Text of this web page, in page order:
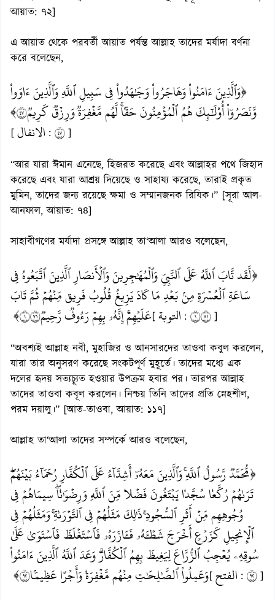
আয়াত: ৭২]
এ আয়াত থেকে পরবর্তী আয়াত পর্যন্ত আল্লাহ তাদের মর্যাদা বর্ণনা
করে বলেছেন,
﴿وَٱلَّذِينَ ءَامَنُواْ وَهَاجَرُواْ وَجَٰهَدُواْ فِي سَبِيلِ ٱللَّهِ وَٱلَّذِينَ ءَاوَواْ
وَّنَصَرُوٓاْ أُوْلَٰٓئِكَ هُمُ ٱلۡمُؤۡمِنُونَ حَقّٗاۚ لَّهُم مَّغۡفِرَةٞ وَرِزۡقٞ كَرِيمٞ٧٤﴾
[ الانفال : ]
“আর যারা ঈমান এনেছে, হিজরত করেছে এবং আল্লাহর পথে জিহাদ
করেছে এবং যারা আশ্রয় দিয়েছে ও সাহায্য করেছে, তারাই প্রকৃত
মুমিন, তাদের জন্য রয়েছে ক্ষমা ও সম্মানজনক রিযিক।” [সূরা আল-
আনফাল, আয়াত: ৭৪]
সাহাবীগণের মর্যাদা প্রসঙ্গে আল্লাহ তা‘আলা আরও বলেছেন,
﴿لَّقَد تَّابَ ٱللَّهُ عَلَى ٱلنَّبِيِّ وَٱلۡمُهَٰجِرِينَ وَٱلۡأَنصَارِ ٱلَّذِينَ ٱتَّبَعُوهُ فِي
سَاعَةِ ٱلۡعُسۡرَةِ مِنۢ بَعۡدِ مَا كَادَ يَزِيغُ قُلُوبُ فَرِيقٖ مِّنۡهُمۡ ثُمَّ تَابَ
عَلَيۡهِمۡۚ إِنَّهُۥ بِهِمۡ رَءُوفٞ رَّحِيمٞ١١٧﴾[ التوبة : ]
“অবশ্যই আল্লাহ নবী, মুহাজির ও আনসারদের তাওবা কবুল করলেন,
যারা তার অনুসরণ করেছে সংকটপূর্ণ মুহূর্তে। তাদের মধ্যে এক
দলের হৃদয় সত্যচ্যূত হওয়ার উপক্রম হবার পর। তারপর আল্লাহ
তাদের তাওবা কবূল করলেন। নিশ্চয় তিনি তাদের প্রতি স্নেহশীল,
পরম দয়ালু।” [আত-তাওবা, আয়াত: ১১৭]
আল্লাহ তা‘আলা তাদের সম্পর্কে আরও বলেছেন,
﴿مُّحَمَّدٞ رَّسُولُ ٱللَّهِۚ وَٱلَّذِينَ مَعَهُۥٓ أَشِدَّآءُ عَلَى ٱلۡكُفَّارِ رُحَمَآءُ بَيۡنَهُمۡۖ
تَرَىٰهُمۡ رُكَّعٗا سُجَّدٗا يَبۡتَغُونَ فَضۡلٗا مِّنَ ٱللَّهِ وَرِضۡوَٰنٗاۖ سِيمَاهُمۡ فِي
وُجُوهِهِم مِّنۡ أَثَرِ ٱلسُّجُودِۚ ذَٰلِكَ مَثَلُهُمۡ فِي ٱلتَّوۡرَىٰةِۚ وَمَثَلُهُمۡ فِي
ٱلۡإِنجِيلِ كَزَرۡعٍ أَخۡرَجَ شَطۡ‍َٔهُۥ فَ‍َٔازَرَهُۥ فَٱسۡتَغۡلَظَ فَٱسۡتَوَىٰ عَلَىٰ
سُوقِهِۦ يُعۡجِبُ ٱلزُّرَّاعَ لِيَغِيظَ بِهِمُ ٱلۡكُفَّارَۗ وَعَدَ ٱللَّهُ ٱلَّذِينَ ءَامَنُواْ
وَعَمِلُواْ ٱلصَّٰلِحَٰتِ مِنۡهُم مَّغۡفِرَةٗ وَأَجۡرًا عَظِيمَۢا٢٩﴾[ الفتح : ]